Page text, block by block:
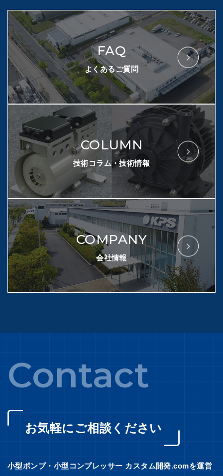
FAQ
よくあるご質問
COLUMN
技術コラム・技術情報
COMPANY
会社情報
Contact
お気軽にご相談ください
小型ポンプ・小型コンプレッサー カスタム開発.comを運営